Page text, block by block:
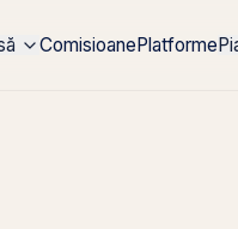
ComisioanePlatforme